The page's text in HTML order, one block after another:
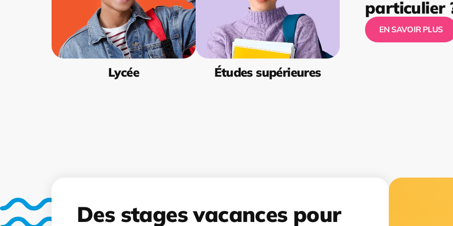
Lycée Études supérieures
particulier
EN SAVOIR PLUS
Des stages vacances pour